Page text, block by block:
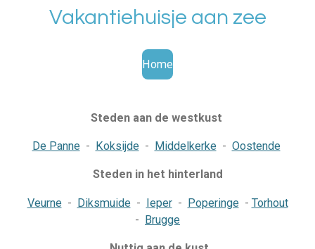
Vakantiehuisje aan zee
Home
Steden aan de westkust
De Panne- Koksijde- Middelkerke- Oostende
Steden in het hinterland
Veurne- Diksmuide- Ieper- Poperinge- Torhout
- Brugge